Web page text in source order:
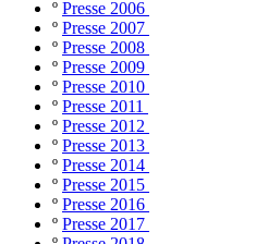
º Presse 2006
º Presse 2007
º Presse 2008
º Presse 2009
º Presse 2010
º Presse 2011
º Presse 2012
º Presse 2013
º Presse 2014
º Presse 2015
º Presse 2016
º Presse 2017